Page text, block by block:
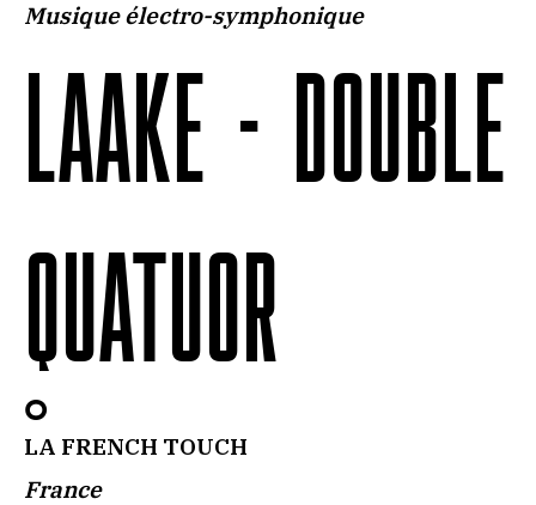
Musique électro-symphonique
LAAKE - DOUBLE
QUATUOR
O
LA FRENCH TOUCH
France